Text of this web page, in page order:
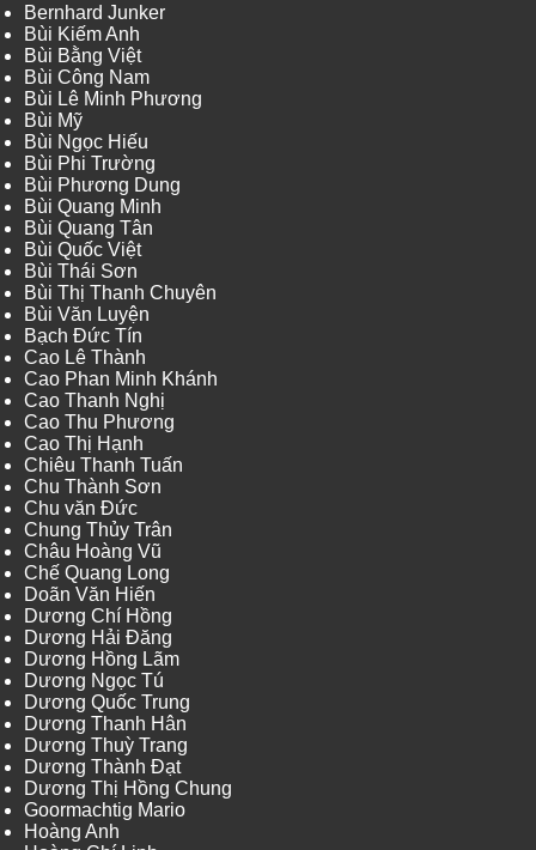
Bernhard Junker
Bùi Kiếm Anh
Bùi Bằng Việt
Bùi Công Nam
Bùi Lê Minh Phương
Bùi Mỹ
Bùi Ngọc Hiếu
Bùi Phi Trường
Bùi Phương Dung
Bùi Quang Minh
Bùi Quang Tân
Bùi Quốc Việt
Bùi Thái Sơn
Bùi Thị Thanh Chuyên
Bùi Văn Luyện
Bạch Đức Tín
Cao Lê Thành
Cao Phan Minh Khánh
Cao Thanh Nghị
Cao Thu Phương
Cao Thị Hạnh
Chiêu Thanh Tuấn
Chu Thành Sơn
Chu văn Đức
Chung Thủy Trân
Châu Hoàng Vũ
Chế Quang Long
Doãn Văn Hiến
Dương Chí Hồng
Dương Hải Đăng
Dương Hồng Lãm
Dương Ngọc Tú
Dương Quốc Trung
Dương Thanh Hân
Dương Thuỳ Trang
Dương Thành Đạt
Dương Thị Hồng Chung
Goormachtig Mario
Hoàng Anh